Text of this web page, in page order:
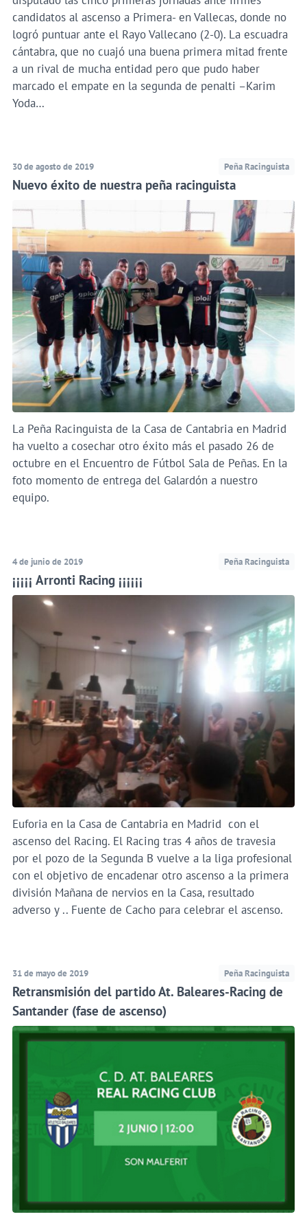
candidatos al ascenso a Primera- en Vallecas, donde no
logró puntuar ante el Rayo Vallecano (2-0). La escuadra
cántabra, que no cuajó una buena primera mitad frente
a un rival de mucha entidad pero que pudo haber
marcado el empate en la segunda de penalti –Karim
Yoda…
30 de agosto de 2019 Peña Racinguista
Nuevo éxito de nuestra peña racinguista
La Peña Racinguista de la Casa de Cantabria en Madrid
ha vuelto a cosechar otro éxito más el pasado 26 de
octubre en el Encuentro de Fútbol Sala de Peñas. En la
foto momento de entrega del Galardón a nuestro
equipo.
4 de junio de 2019 Peña Racinguista
¡¡¡¡¡ Arronti Racing ¡¡¡¡¡¡
Euforia en la Casa de Cantabria en Madrid con el
ascenso del Racing. El Racing tras 4 años de travesia
por el pozo de la Segunda B vuelve a la liga profesional
con el objetivo de encadenar otro ascenso a la primera
división Mañana de nervios en la Casa, resultado
adverso y .. Fuente de Cacho para celebrar el ascenso.
31 de mayo de 2019 Peña Racinguista
Retransmisión del partido At. Baleares-Racing de
Santander (fase de ascenso)